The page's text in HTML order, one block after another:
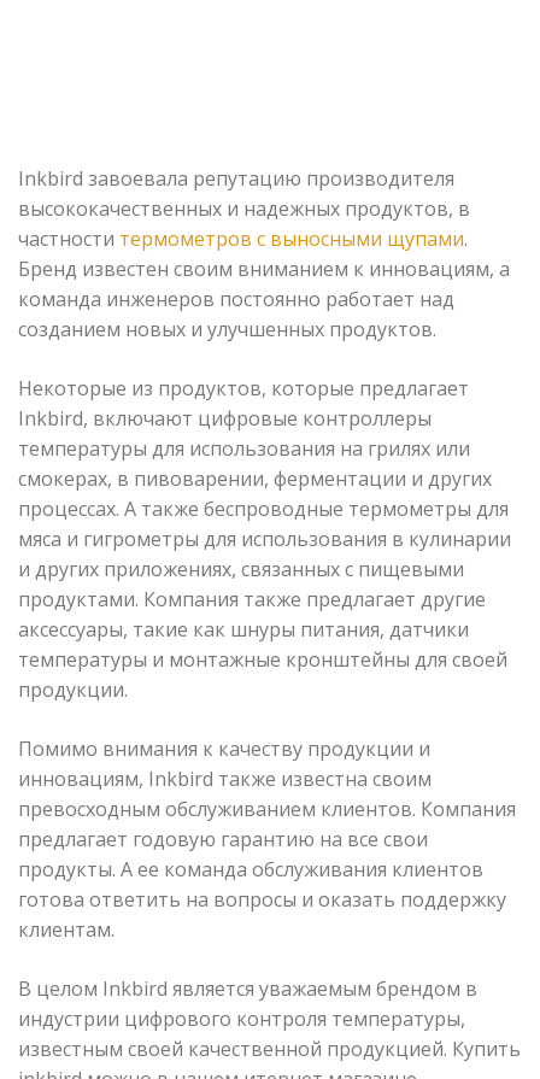
Inkbird завоевала репутацию производителя
высококачественных и надежных продуктов, в
частности термометров с выносными щупами.
Бренд известен своим вниманием к инновациям, а
команда инженеров постоянно работает над
созданием новых и улучшенных продуктов.
Некоторые из продуктов, которые предлагает
Inkbird, включают цифровые контроллеры
температуры для использования на грилях или
смокерах, в пивоварении, ферментации и других
процессах. А также беспроводные термометры для
мяса и гигрометры для использования в кулинарии
и других приложениях, связанных с пищевыми
продуктами. Компания также предлагает другие
аксессуары, такие как шнуры питания, датчики
температуры и монтажные кронштейны для своей
продукции.
Помимо внимания к качеству продукции и
инновациям, Inkbird также известна своим
превосходным обслуживанием клиентов. Компания
предлагает годовую гарантию на все свои
продукты. А ее команда обслуживания клиентов
готова ответить на вопросы и оказать поддержку
клиентам.
В целом Inkbird является уважаемым брендом в
индустрии цифрового контроля температуры,
известным своей качественной продукцией. Купить